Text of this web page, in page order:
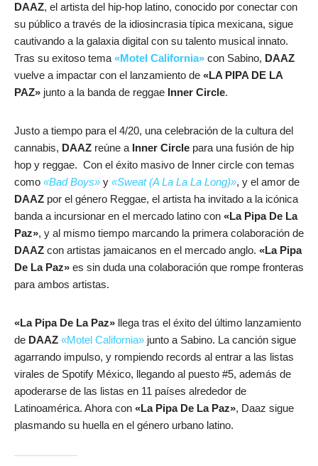
DAAZ, el artista del hip-hop latino, conocido por conectar con
su público a través de la idiosincrasia típica mexicana, sigue
cautivando a la galaxia digital con su talento musical innato.
Tras su exitoso tema «Motel California» con Sabino, DAAZ
vuelve a impactar con el lanzamiento de «LA PIPA DE LA
PAZ» junto a la banda de reggae Inner Circle.
Justo a tiempo para el 4/20, una celebración de la cultura del
cannabis, DAAZ reúne a Inner Circle para una fusión de hip
hop y reggae. Con el éxito masivo de Inner circle con temas
como «Bad Boys» y «Sweat (A La La La Long)», y el amor de
DAAZ por el género Reggae, el artista ha invitado a la icónica
banda a incursionar en el mercado latino con «La Pipa De La
Paz», y al mismo tiempo marcando la primera colaboración de
DAAZ con artistas jamaicanos en el mercado anglo. «La Pipa
De La Paz» es sin duda una colaboración que rompe fronteras
para ambos artistas.
«La Pipa De La Paz» llega tras el éxito del último lanzamiento
de DAAZ «Motel California» junto a Sabino. La canción sigue
agarrando impulso, y rompiendo records al entrar a las listas
virales de Spotify México, llegando al puesto #5, además de
apoderarse de las listas en 11 países alrededor de
Latinoamérica. Ahora con «La Pipa De La Paz», Daaz sigue
plasmando su huella en el género urbano latino.